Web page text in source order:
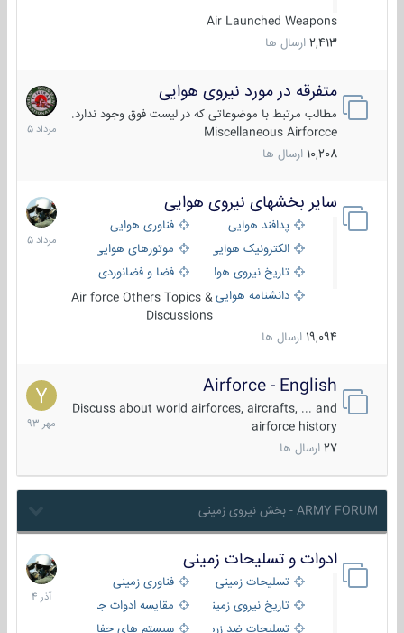
Air Launched Weapons
2,413 ارسال ها
متفرقه در مورد نیروی هوایی
مطالب مرتبط با موضوعاتی که در لیست فوق وجود ندارد.
Miscellaneous Airforcce
10,208 ارسال ها
7
مرداد
1405
سایر بخشهای نیروی هوایی
پدافند هوایی
فناوری هوایی
الکترونیک هوایی
موتورهای هوایی
تاریخ نیروی هوایی
فضا و فضانوردی
دانشنامه هواییAir force Others Topics &
Discussions
19,094 ارسال ها
2
مرداد
1405
Airforce - English
Discuss about world airforces, aircrafts, ... and
airforce history
27 ارسال ها
15
مهر
1393
ARMY FORUM - بخش نیروی زمینی
ادوات و تسلیحات زمینی
تسلیحات زمینی
فناوری زمینی
تاریخ نیروی زمینی
مقایسه ادوات جنگی
تسلیحات ضد زره
سیستم های حفاظت فعال
21
آذر
1404